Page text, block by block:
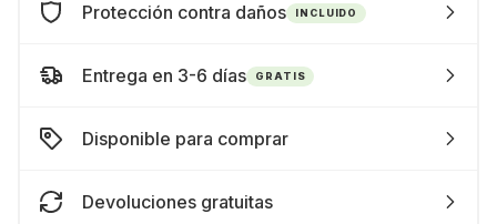
Protección contra daños INCLUIDO
Entrega en 3-6 días GRATIS
Disponible para comprar
Devoluciones gratuitas